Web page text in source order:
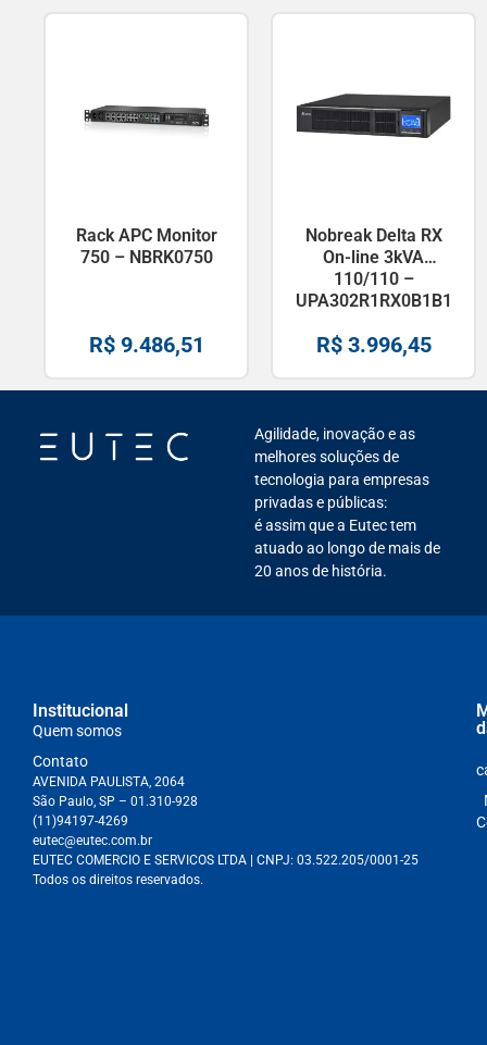
Rack APC Monitor
750 – NBRK0750
R$9.486,51
Nobreak Delta RX
On-line 3kVA
110/110 –
UPA302R1RX0B1B1
R$3.996,45
Agilidade, inovação e as
melhores soluções de
tecnologia para empresas
privadas e públicas:
é assim que a Eutec tem
atuado ao longo de mais de
20 anos de história.
Institucional
Quem somos
Contato
AVENIDA PAULISTA, 2064
São Paulo, SP – 01.310-928
(11)94197-4269
eutec@eutec.com.br
EUTEC COMERCIO E SERVICOS LTDA | CNPJ: 03.522.205/0001-25
Todos os direitos reservados.